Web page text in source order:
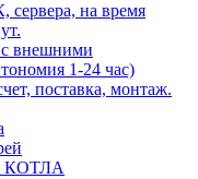
на время
внешними
1-24 час)
поставка, монтаж.
КОТЛА